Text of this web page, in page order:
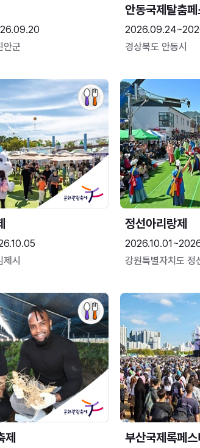
안군
안동국제탈춤
경상북도 안동시
시
정선아리랑제
강원특별자치도 정
제 부산국제록페스